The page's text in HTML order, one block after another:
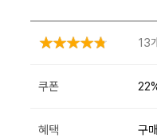
13
쿠폰
혜택
구